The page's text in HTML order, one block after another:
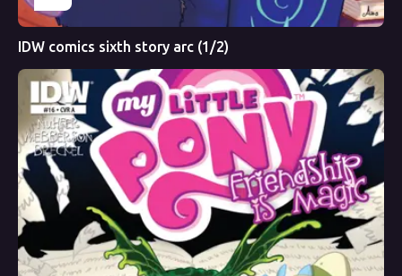
IDW comics sixth story arc (1/2)